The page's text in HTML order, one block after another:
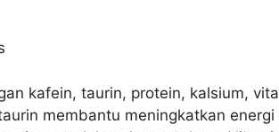
kafein, taurin, protein, kalsium,
membantu meningkatkan energi